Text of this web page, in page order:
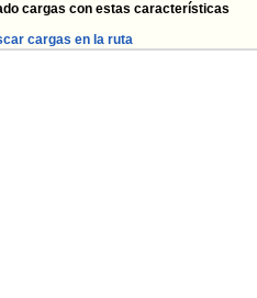
cargas con estas características
cargas en la ruta